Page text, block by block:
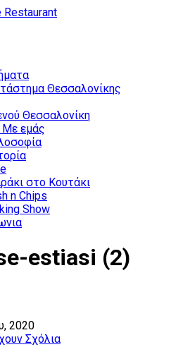
Θεσσαλονίκης
Θεσσαλονίκη
Με εμάς
στο Κουτάκι
n Chips
Show
estiasi (2)
2020
Σχόλια